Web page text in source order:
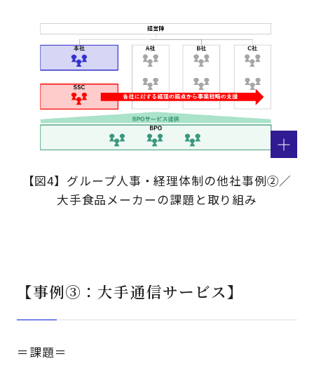
【図4】グループ人事・経理体制の他社事例②／
大手食品メーカーの課題と取り組み
【事例③：大手通信サービス】
＝課題＝